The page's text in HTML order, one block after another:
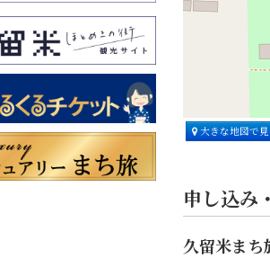
大きな地図で
申し込み
久留米まち